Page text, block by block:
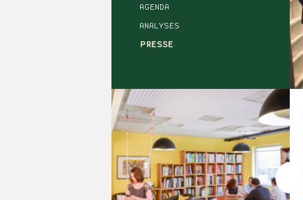
AGENDA
ANALYSES
PRESSE